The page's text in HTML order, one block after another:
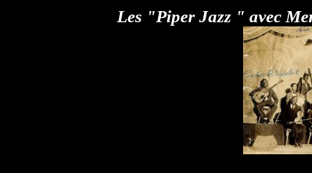
Les "Piper Jazz " avec